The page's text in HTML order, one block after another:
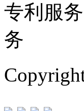
专利服
务